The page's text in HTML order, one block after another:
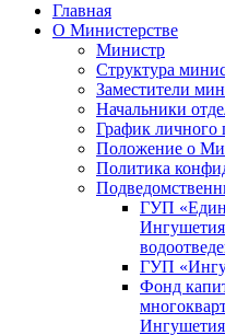
Главная
О Министерстве
Министр
Cтруктура
Заместители
Начальники
График личного
Положение о
Политика
ГУП
ГУП
Фонд
Ингушетия